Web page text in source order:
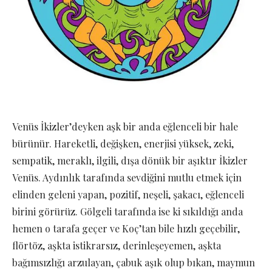
Venüs İkizler’deyken aşk bir anda eğlenceli bir hale
bürünür. Hareketli, değişken, enerjisi yüksek, zeki,
sempatik, meraklı, ilgili, dışa dönük bir aşıktır İkizler
Venüs. Aydınlık tarafında sevdiğini mutlu etmek için
elinden geleni yapan, pozitif, neşeli, şakacı, eğlenceli
birini görürüz. Gölgeli tarafında ise ki sıkıldığı anda
hemen o tarafa geçer ve Koç’tan bile hızlı geçebilir,
flörtöz, aşkta istikrarsız, derinleşeyemen, aşkta
bağımsızlığı arzulayan, çabuk aşık olup bıkan, maymun